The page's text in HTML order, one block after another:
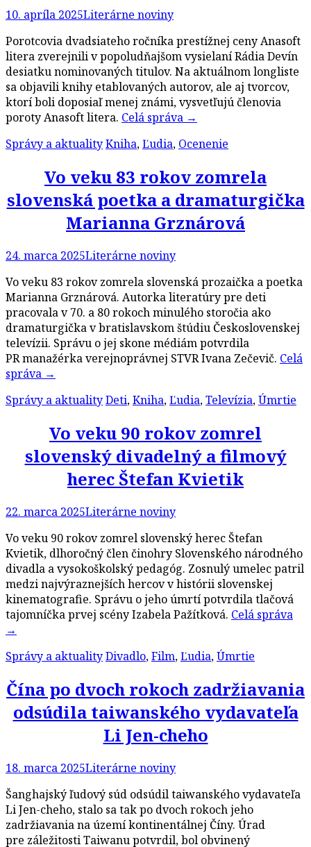
10. apríla 2025Literárne noviny
Porotcovia dvadsiateho ročníka prestížnej ceny Anasoft
litera zverejnili v popoludňajšom vysielaní Rádia Devín
desiatku nominovaných titulov. Na aktuálnom longliste
sa objavili knihy etablovaných autorov, ale aj tvorcov,
ktorí boli doposiaľ menej známi, vysvetľujú členovia
poroty Anasoft litera. Celá správa →
Správy a aktualityKniha,Ľudia, Ocenenie
Vo veku 83 rokov zomrela
slovenská poetka a dramaturgička
Marianna Grznárová
24. marca 2025Literárne noviny
Vo veku 83 rokov zomrela slovenská prozaička a poetka
Marianna Grznárová. Autorka literatúry pre deti
pracovala v 70. a 80 rokoch minulého storočia ako
dramaturgička v bratislavskom štúdiu Československej
televízii. Správu o jej skone médiám potvrdila
PR manažérka verejnoprávnej STVR Ivana Zečevič. Celá
správa →
Správy a aktualityDeti,Kniha,Ľudia,Televízia,Úmrtie
Vo veku 90 rokov zomrel
slovenský divadelný a filmový
herec Štefan Kvietik
22. marca 2025Literárne noviny
Vo veku 90 rokov zomrel slovenský herec Štefan
Kvietik, dlhoročný člen činohry Slovenského národného
divadla a vysokoškolský pedagóg. Zosnulý umelec patril
medzi najvýraznejších hercov v histórii slovenskej
kinematografie. Správu o jeho úmrtí potvrdila tlačová
tajomníčka prvej scény Izabela Pažítková. Celá správa
→
Správy a aktualityDivadlo,Film,Ľudia,Úmrtie
Čína po dvoch rokoch zadržiavania
odsúdila taiwanského vydavateľa
Li Jen-cheho
18. marca 2025Literárne noviny
Šanghajský ľudový súd odsúdil taiwanského vydavateľa
Li Jen-cheho, stalo sa tak po dvoch rokoch jeho
zadržiavania na území kontinentálnej Číny. Úrad
pre záležitosti Taiwanu potvrdil, bol obvinený